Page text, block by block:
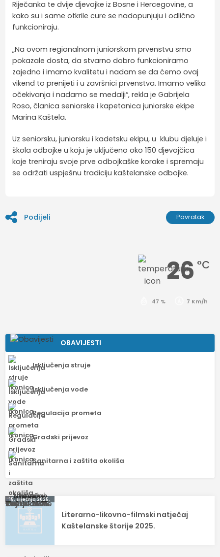
Riječanka te dvije djevojke iz Bosne i Hercegovine, a
kako su i same otkrile cure se nadopunjuju i odlično
funkcioniraju.
„Na ovom regionalnom juniorskom prvenstvu smo
pokazale dosta, da stvarno dobro funkcioniramo
zajedno i imamo kvalitetu i nadam se da ćemo ovaj
vikend to prenijeti i u završnici prvenstva. Imamo velika
očekivanja i nadamo se medalji“, rekla je Gabrijela
Roso, članica seniorske i kapetanica juniorske ekipe
Marina Kaštela.
Uz seniorsku, juniorsku i kadetsku ekipu, u klubu djeluje i
škola odbojke u koju je uključeno oko 150 djevojčica
koje treniraju svoje prve odbojkaške korake i spremaju
se održati uspješnu tradiciju kaštelanske odbojke.
Podijeli Povratak
26 °C
47 % 7 Km/h
OBAVIJESTI
Isključenja struje
Isključenja vode
Regulacija prometa
Gradski prijevoz
Sanitarna i zaštita okoliša
Navigacija
objava
15. siječnja 2025.
Literarno-likovno-filmski natječaj
Kaštelanske štorije 2025.